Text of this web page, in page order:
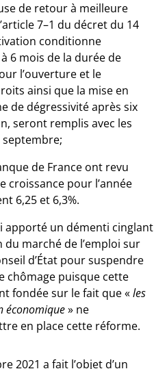
de retour à meilleure
7–1 du décret du 14
conditionne
6 mois de la durée de
l’ouverture et le
ainsi que la mise en
de dégressivité après six
seront remplis avec les
de France ont revu
croissance pour l’année
6,25 et 6,3%.
apporté un démenti cinglant
du marché de l’emploi sur
d’État pour suspendre
chômage puisque cette
fondée sur le fait que «les
économique» ne
en place cette réforme.
2021 a fait l’objet d’un